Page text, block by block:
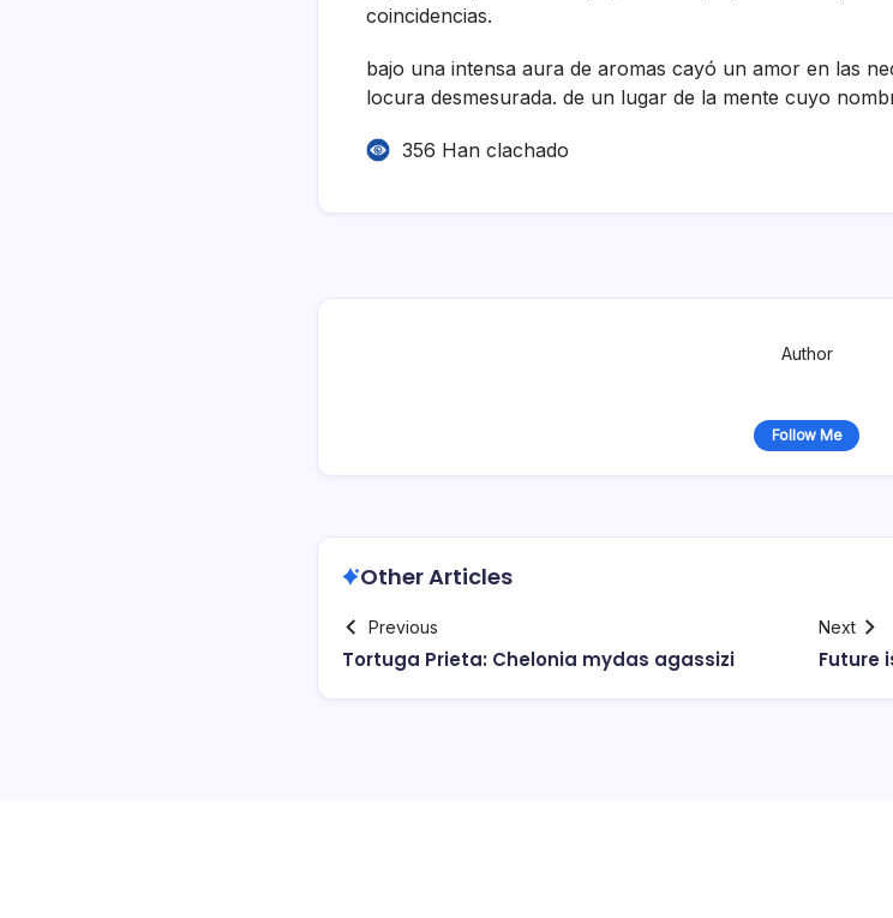
coincidencias.
bajo una intensa aura de aromas cayó un amor en las
locura desmesurada. de un lugar de la mente cuyo
356 Han clachado
Author
Follow Me
Other Articles
Previous
Tortuga Prieta: Chelonia mydas agassizi
Next
Future